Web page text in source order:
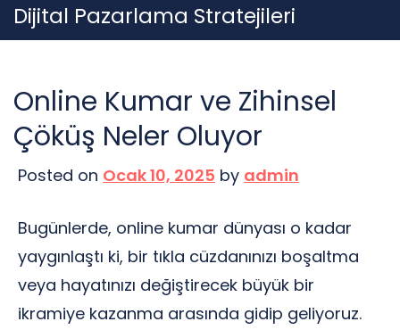
Skip
to
Dijital Pazarlama Stratejileri
Online Kumar ve Zihinsel
Çöküş Neler Oluyor
Posted on Ocak 10, 2025 by admin
Bugünlerde, online kumar dünyası o kadar
yaygınlaştı ki, bir tıkla cüzdanınızı boşaltma
veya hayatınızı değiştirecek büyük bir
ikramiye kazanma arasında gidip geliyoruz.